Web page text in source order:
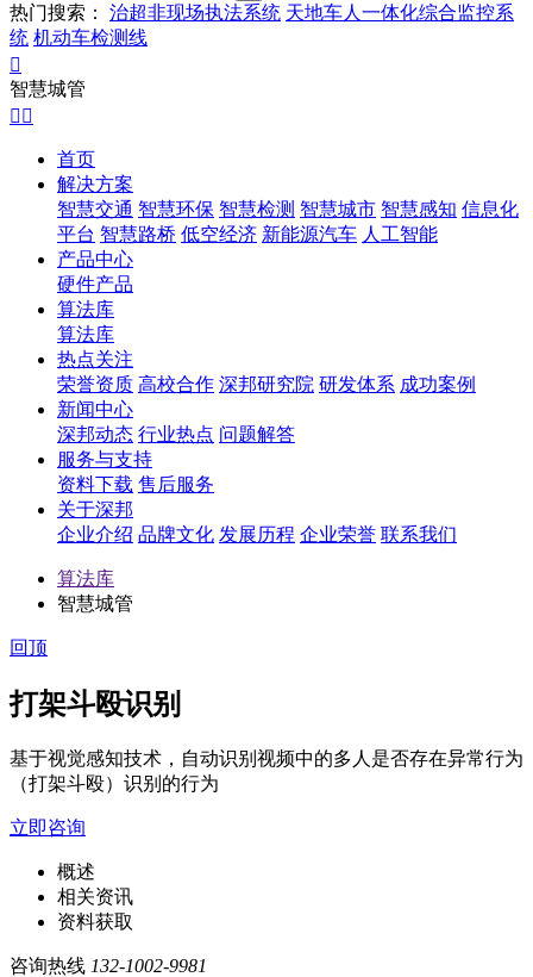
热门搜索： 治超非现场执法系统 天地车人一体化综合监控系
统 机动车检测线

智慧城管
 
首页
解决方案
智慧交通 智慧环保 智慧检测 智慧城市 智慧感知 信息化
平台 智慧路桥 低空经济 新能源汽车 人工智能
产品中心
硬件产品
算法库
算法库
热点关注
荣誉资质 高校合作 深邦研究院 研发体系 成功案例
新闻中心
深邦动态 行业热点 问题解答
服务与支持
资料下载 售后服务
关于深邦
企业介绍 品牌文化 发展历程 企业荣誉 联系我们
算法库
智慧城管
回顶
打架斗殴识别
基于视觉感知技术，自动识别视频中的多人是否存在异常行为
（打架斗殴）识别的行为
立即咨询
概述
相关资讯
资料获取
咨询热线 132-1002-9981